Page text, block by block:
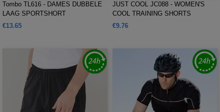
Tombo TL616 - DAMES DUBBELE
LAAG SPORTSHORT
€13.65
JUST COOL JC088 - WOMEN'S
COOL TRAINING SHORTS
€9.76